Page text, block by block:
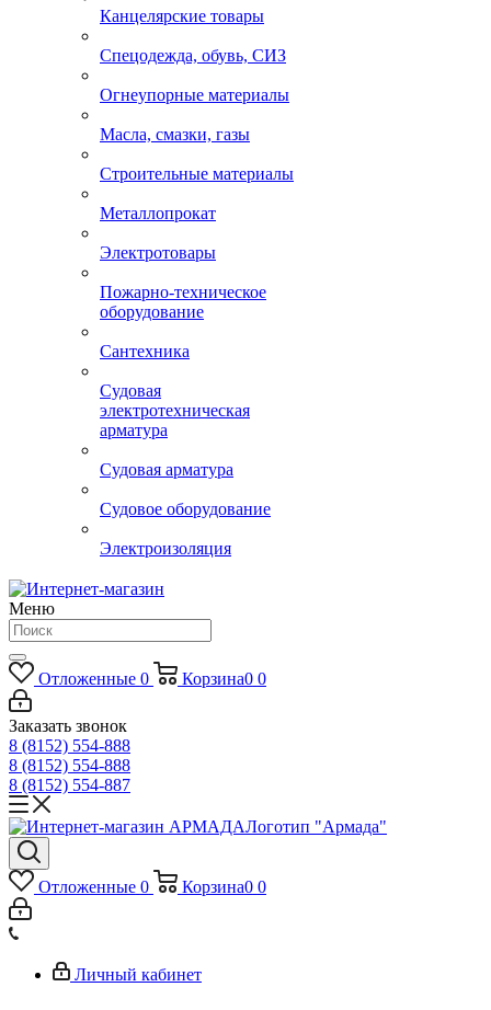
Канцелярские товары
Спецодежда, обувь, СИЗ
Огнеупорные материалы
Масла, смазки, газы
Строительные материалы
Металлопрокат
Электротовары
Пожарно-техническое
оборудование
Сантехника
Судовая
электротехническая
арматура
Судовая арматура
Судовое оборудование
Электроизоляция
Меню
Отложенные 0 Корзина0 0
Заказать звонок
8 (8152) 554-888
8 (8152) 554-888
8 (8152) 554-887
Логотип "Армада"
Отложенные 0 Корзина0 0
Личный кабинет